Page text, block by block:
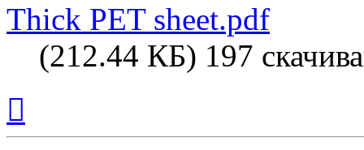
Thick PET sheet.pdf
(212.44 КБ) 197
началу